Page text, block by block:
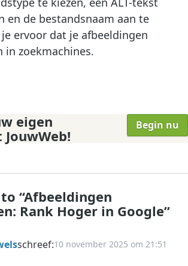
en de bestandsnaam aan te
ervoor dat je afbeeldingen
in zoekmachines.
eigen
Begin nu
“Afbeeldingen
Rank Hoger in Google”
schreef:10 november 2025 om 21:51